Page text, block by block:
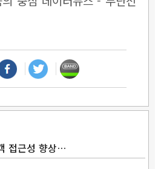
접근성 향상…